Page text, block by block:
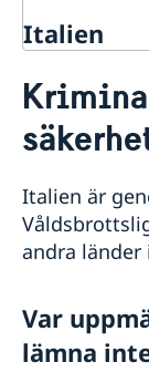
Italien
Hjälp och
Rösta i Italien
Förlust av
Allvarligt sjuk
Ekonomisk
Dödsfall
Råd i en
Passansökan i
Allmän
Förnyelse av
Ansökan om
Ansökan om
Ansöka om
Om svenskt
Vigsel i Italien
Svensk
Svensk
Välsignelse av
Arv i
Aktuella
Allmänna
In- och
Hälso- och
Lokala lagar
Italien är
andra länder
Var
lämna